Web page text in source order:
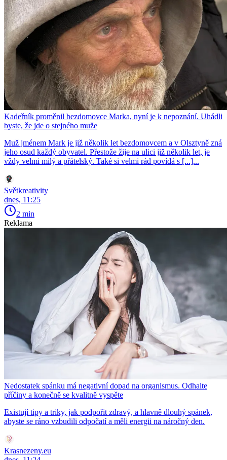
Kadeřník proměnil bezdomovce Marka, nyní je k nepoznání. Uhádli
byste, že jde o stejného muže
Muž jménem Mark je již několik let bezdomovcem a v Olsztyně zná
jeho osud každý obyvatel. Přestože žije na ulici již několik let, je
vždy velmi milý a přátelský. Také si velmi rád povídá s [...]...
Světkreativity
dnes, 11:25
2 min
Reklama
Nedostatek spánku má negativní dopad na organismus. Odhalte
příčiny a konečně se kvalitně vyspěte
Existují tipy a triky, jak podpořit zdravý, a hlavně dlouhý spánek,
abyste se ráno vzbudili odpočatí a měli energii na náročný den.
Krasnezeny.eu